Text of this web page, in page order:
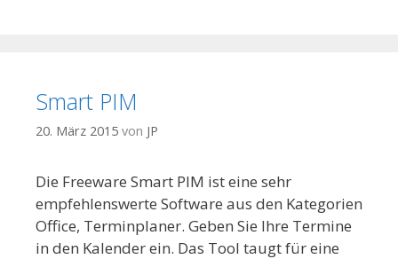
Smart PIM
20. März 2015 von JP
Die Freeware Smart PIM ist eine sehr
empfehlenswerte Software aus den Kategorien
Office, Terminplaner. Geben Sie Ihre Termine
in den Kalender ein. Das Tool taugt für eine